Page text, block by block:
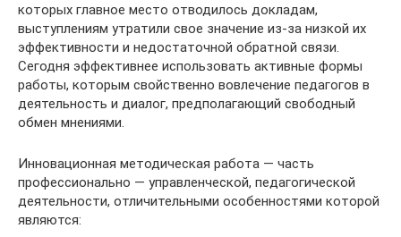
которых главное место отводилось докладам,
выступлениям утратили свое значение из-за низкой их
эффективности и недостаточной обратной связи.
Сегодня эффективнее использовать активные формы
работы, которым свойственно вовлечение педагогов в
деятельность и диалог, предполагающий свободный
обмен мнениями.
Инновационная методическая работа — часть
профессионально — управленческой, педагогической
деятельности, отличительными особенностями которой
являются: